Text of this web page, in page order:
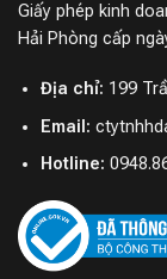
Giấy phép kinh
Hải Phòng cấp
Địa chỉ: 199
Email:
Hotline: